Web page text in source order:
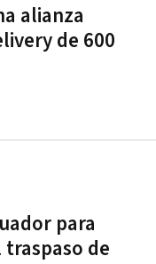
alianza
de 600
para
de